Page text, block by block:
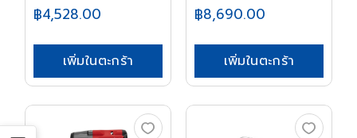
฿4,528.00
เพิ่มในตะกร้า
฿8,690.00
เพิ่มในตะกร้า